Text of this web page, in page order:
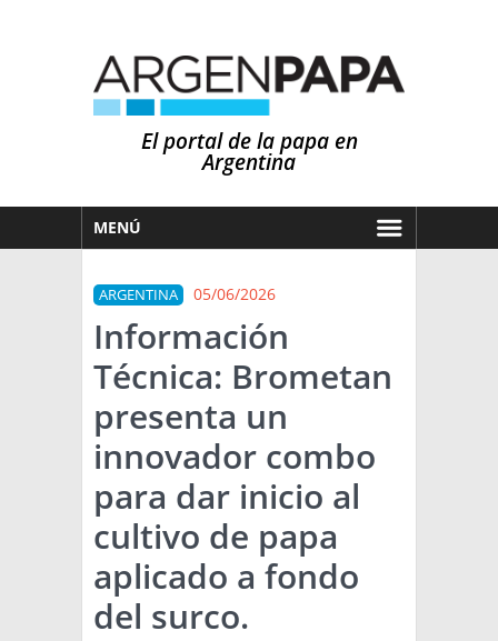
El portal de la papa en
Argentina
MENÚ
MERCADOS
NOTICIAS
EN ESPAÑOL
OTROS IDIOMAS
PRONÓSTICO
LLUVIAS
EL MUNDO
TÉCNICA
PRODUCCION
CLASIFICADOS
ARGENTINA 05/06/2026
Información
Técnica: Brometan
presenta un
innovador combo
para dar inicio al
cultivo de papa
aplicado a fondo
del surco.